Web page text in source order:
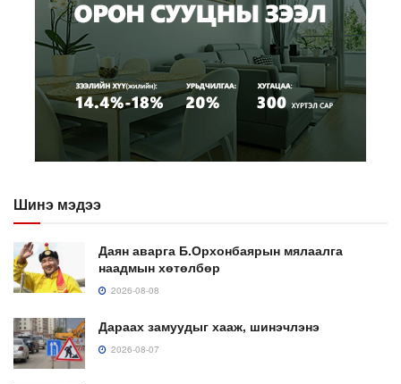
Шинэ мэдээ
Даян аварга Б.Орхонбаярын мялаалга
наадмын хөтөлбөр
2026-08-08
Дараах замуудыг хааж, шинэчлэнэ
2026-08-07